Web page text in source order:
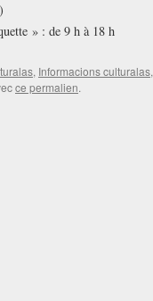
» : de 9 h à 18 h
, Informacions culturalas,
ce permalien.